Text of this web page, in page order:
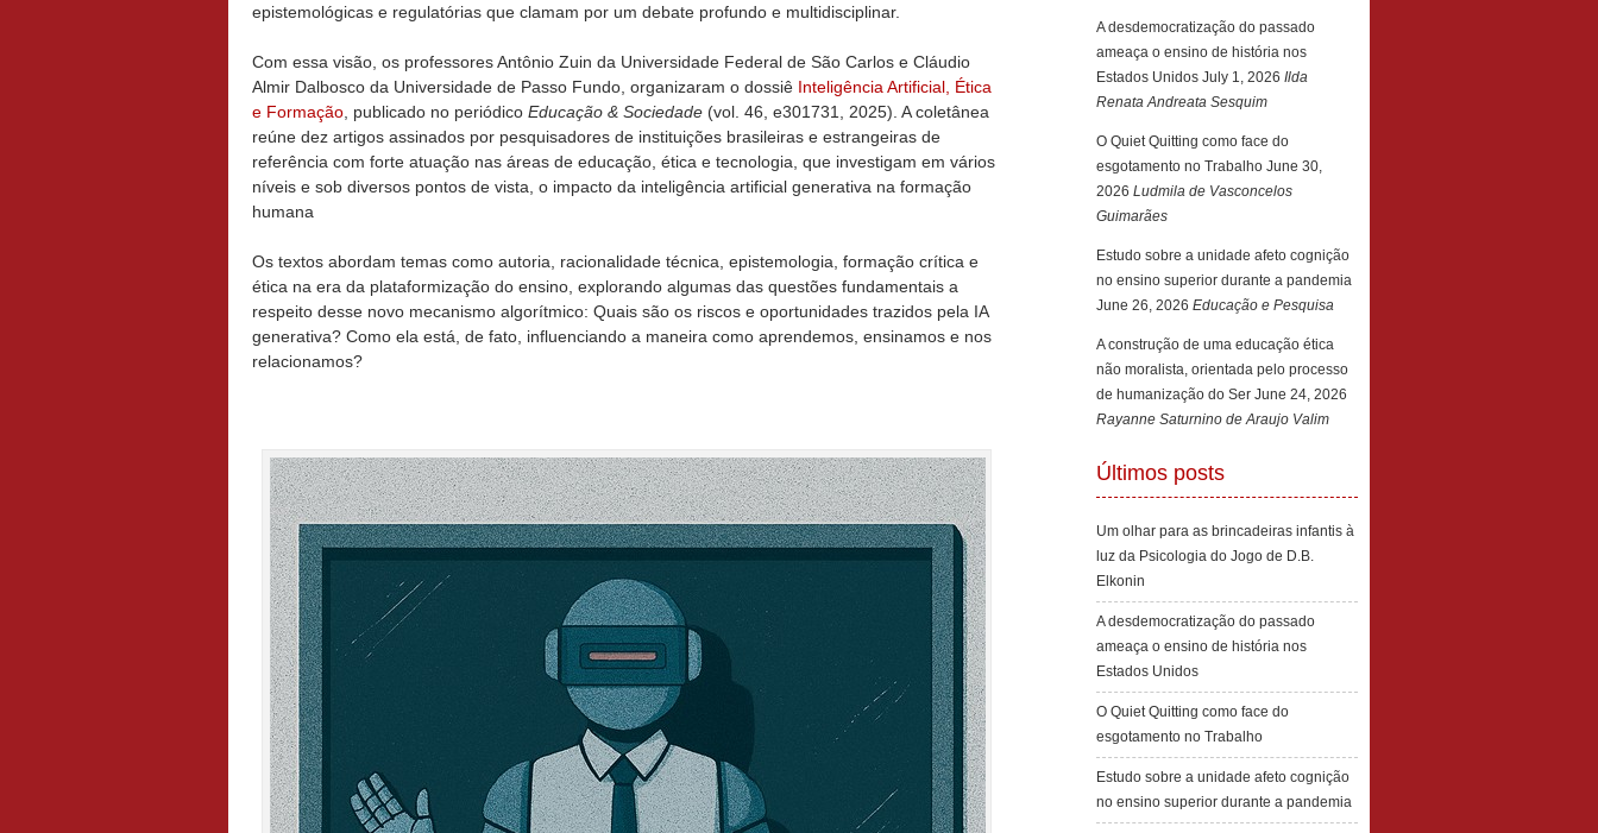
epistemológicas e regulatórias que clamam por um debate profundo e multidisciplinar.
Com essa visão, os professores Antônio Zuin da Universidade Federal de São Carlos e Cláudio
Almir Dalbosco da Universidade de Passo Fundo, organizaram o dossiê Inteligência Artificial, Ética
e Formação , publicado no periódico Educação & Sociedade (vol. 46, e301731, 2025). A coletânea
reúne dez artigos assinados por pesquisadores de instituições brasileiras e estrangeiras de
referência com forte atuação nas áreas de educação, ética e tecnologia, que investigam em vários
níveis e sob diversos pontos de vista, o impacto da inteligência artificial generativa na formação
humana
Os textos abordam temas como autoria, racionalidade técnica, epistemologia, formação crítica e
ética na era da plataformização do ensino, explorando algumas das questões fundamentais a
respeito desse novo mecanismo algorítmico: Quais são os riscos e oportunidades trazidos pela IA
generativa? Como ela está, de fato, influenciando a maneira como aprendemos, ensinamos e nos
relacionamos?
A desdemocratização do passado
ameaça o ensino de história nos
Estados Unidos July 1, 2026 Ilda
Renata Andreata Sesquim
O Quiet Quitting como face do
esgotamento no Trabalho June 30,
2026 Ludmila de Vasconcelos
Guimarães
Estudo sobre a unidade afeto cognição
no ensino superior durante a pandemia
June 26, 2026 Educação e Pesquisa
A construção de uma educação ética
não moralista, orientada pelo processo
de humanização do Ser June 24, 2026
Rayanne Saturnino de Araujo Valim
Últimos posts
Um olhar para as brincadeiras infantis à
luz da Psicologia do Jogo de D.B.
Elkonin
A desdemocratização do passado
ameaça o ensino de história nos
Estados Unidos
O Quiet Quitting como face do
esgotamento no Trabalho
Estudo sobre a unidade afeto cognição
no ensino superior durante a pandemia